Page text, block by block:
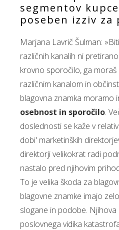
segmentov
poseben izziv za
Marjana Lavrič Šulman:
različnih kanalih ni
krovno sporočilo, ga
različnim kanalom in
blagovna znamka moramo
osebnost in sporočilo.
doslednosti se kaže v
dobi' marketinških
direktorji velikokrat radi
nastalo pred njihovim
To je velika škoda za
blagovne znamke imajo
slogane in podobe. Njihova
poslovnega vidika